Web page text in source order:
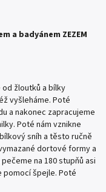
a badyánem ZEZEM
žloutků a bílky
vyšleháme. Poté
a nakonec zapracujeme
Poté nám vznikne
sníh a těsto ručně
dortové formy a
na 180 stupňů asi
špejle. Poté